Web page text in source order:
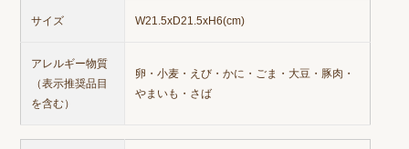
サイズ W21.5xD21.5xH6(cm)
アレルギー物質
（表示推奨品目
を含む）
卵・小麦・えび・かに・ごま・大豆・豚肉・
やまいも・さば